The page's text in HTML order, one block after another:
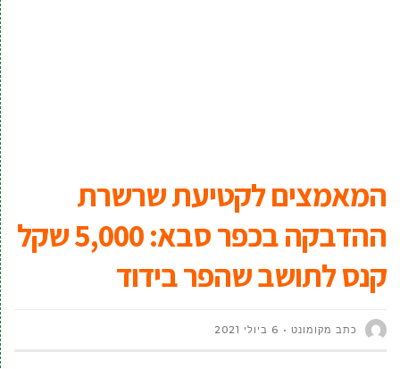
המאמצים לקטיעת שרשרת
ההדבקה בכפר סבא: 5,000 שקל
קנס לתושב שהפר בידוד
כתב מקומונט 6 ביולי 2021